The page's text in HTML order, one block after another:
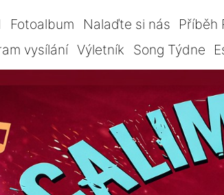
Fotoalbum Nalaďte si nás Příběh
vysílání Výletník Song Týdne